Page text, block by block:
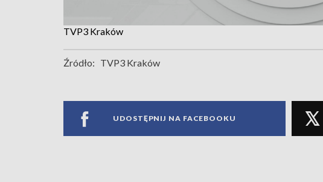
TVP3 Kraków
Źródło: TVP3 Kraków
UDOSTĘPNIJ NA FACEBOOKU